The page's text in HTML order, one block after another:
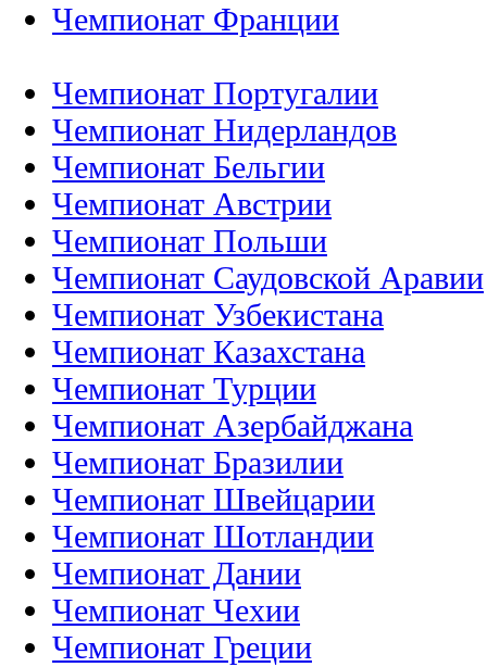
Чемпионат Франции
Чемпионат Португалии
Чемпионат Нидерландов
Чемпионат Бельгии
Чемпионат Австрии
Чемпионат Польши
Чемпионат Саудовской Аравии
Чемпионат Узбекистана
Чемпионат Казахстана
Чемпионат Турции
Чемпионат Азербайджана
Чемпионат Бразилии
Чемпионат Швейцарии
Чемпионат Шотландии
Чемпионат Дании
Чемпионат Чехии
Чемпионат Греции